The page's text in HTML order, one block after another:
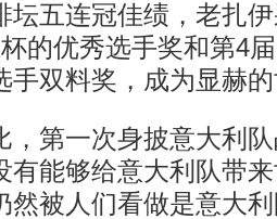
坛五连冠佳绩，老扎
的优秀选手奖和第4
手双料奖，成为显赫
第一次身披意大利队
有能够给意大利队带
然被人们看做是意大